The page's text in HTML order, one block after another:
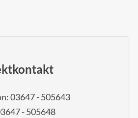
03647 - 505643
- 505648